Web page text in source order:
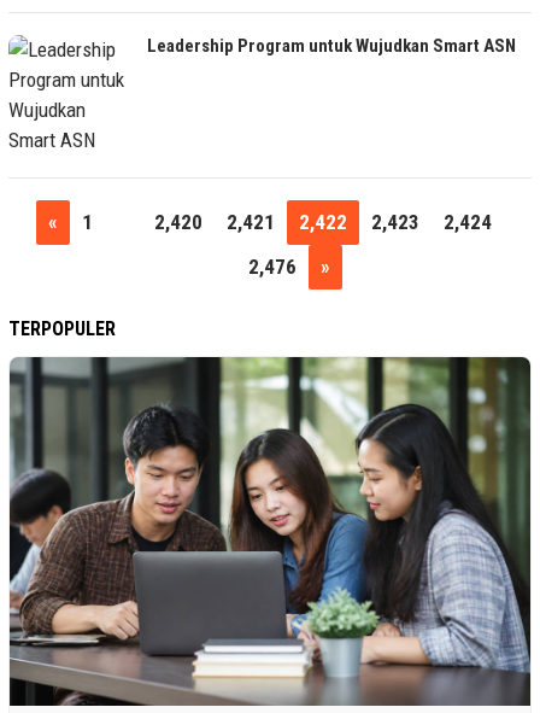
Leadership Program untuk Wujudkan Smart ASN
« 1 2,420 2,421 2,422 2,423
2,424
2,476 »
TERPOPULER